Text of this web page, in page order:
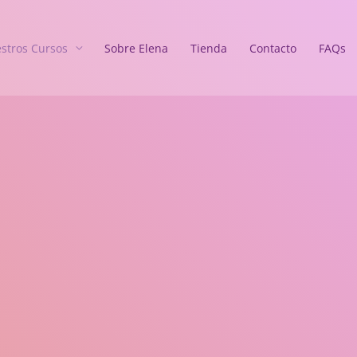
Cursos Sobre Elena Tienda Contacto FAQs